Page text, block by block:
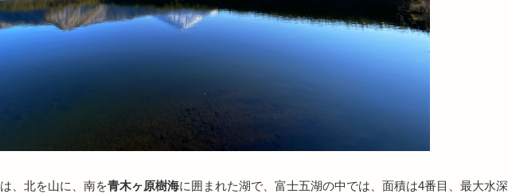
は、北を山に、南を青木ヶ原樹海に囲まれた湖で、富士五湖の中では、面積は4番目、最大水深